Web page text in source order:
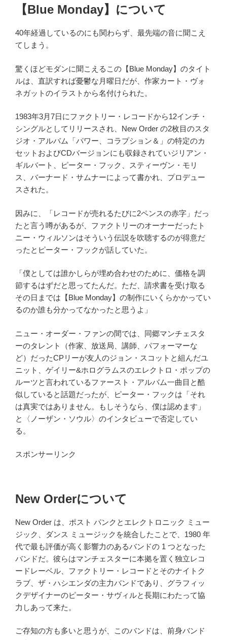
【Blue Monday】について
40年経過しているのにも関わらず、最先端の音に聞こえ
てしまう。
驚くほどモダンに聞こえるこの【Blue Monday】のタイト
ルは、直訳すれば憂鬱な月曜日だが、作家カート・ヴォ
ネガットのイラストから名付けられた。
1983年3月7日にファクトリー・レコードから12インチ・
シングルとしてリリースされ、New Order の2枚目のスタ
ジオ・アルバム「パワー、コラプション＆」の特定のカ
セットおよびCDバージョンにも収録されていジリアン・
ギルバート、ピーター・フック、スティーヴン・モリ
ス、バーナード・サムナーによって書かれ、プロデュー
スされた。
因みに、「レコードが売れるたびに2ペンスの赤字」だっ
たと言う噂があるが、ファクトリーのオーナーだったト
ニー・ウィルソンはそういう伝説を吹聴するのが得意だ
ったとピーター・フックが話していた。
「僕としては誰かしらが埋め合わせのために、価格を調
節するはずだと思ってたんだ。ただ、請求書を受け取る
その日までは【Blue Monday】 の制作にいくらかかってい
るのか誰も分かってなかったと思うよ 」
ニュー・オーダー・ファンの間では、同郷マンチェスタ
ーのタレント（作家、放送局、講師、パフォーマーな
ど）だったCPリーが友人のジョン・スコットと組んだユ
ニット、 ゲイリー&ホログラムスのエレクトロ・ポップの
ルーツと言われているファースト・アルバム一曲目 と酷
似していると話題だったが、ピーター・フックは「それ
は真実ではありません。もしそうなら、僕は認めます 」
と〈 ノーザン・ソウル〉のインタビューで否定してい
る。
スポンサーリンク
New Orderについて
New Order は、ポスト パンクとエレクトロニック ミュー
ジック、ダンス ミュージックを統合したことで、1980 年
代で最も評価が高く影響力のあるバンドの 1 つとなった
バンドだ。彼らはマンチェスターに本拠を置く独立レコ
ードレーベル、ファクトリー・レコードとそのナイトク
ラブ、ザ・ハシエンダの主力バンドであり、グラフィッ
クデザイナーのピーター・サヴィルと長期にわたって協
力しあって来た。
ご存知の方も多いと思うが、このバンドは、前身バンド